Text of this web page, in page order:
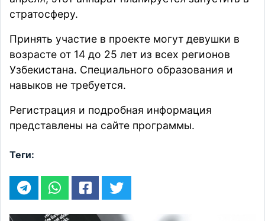
стратосферу.
Принять участие в проекте могут девушки в
возрасте от 14 до 25 лет из всех регионов
Узбекистана. Специального образования и
навыков не требуется.
Регистрация и подробная информация
представлены на сайте программы.
Теги: